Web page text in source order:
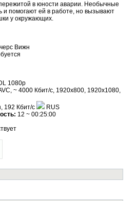
в юности аварии. Необычные
и помогают ей в работе, но вызывают
у окружающих.
Вижн
1080p
~ 4000 Кбит/с, 1920x800, 1920х1080,
192 Кбит/с
RUS
12 ~ 00:25:00